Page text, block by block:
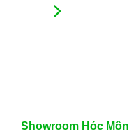
Showroom Hóc Môn